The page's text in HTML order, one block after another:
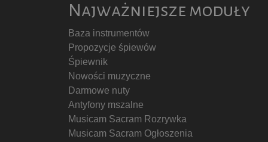
Najważniejsze moduły
Baza instrumentów
Propozycje śpiewów
Śpiewnik
Nowości muzyczne
Darmowe nuty
Antyfony mszalne
Musicam Sacram Rozrywka
Musicam Sacram Ogłoszenia